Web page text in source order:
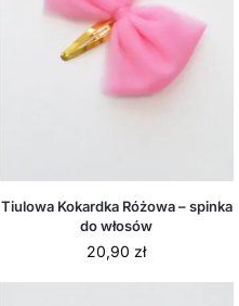
Tiulowa Kokardka Różowa – spinka
do włosów
20,90 zł